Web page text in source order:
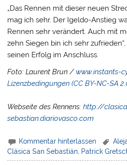
„Das Rennen mit dieser neuen
mag ich sehr. Der Igeldo-Anstieg
Rennen sehr verändert. Auch mit
zehn Siegen bin ich sehr
seinen Erfolg im Anschluss.
Foto: Laurent Brun /www.instants-
Lizenzbedingungen (CC BY-NC-SA
Webseite des Rennens:http://
sebastian.diariovasco.com
Kommentar hinterlassen
Clásica San Sebastián, Patrick